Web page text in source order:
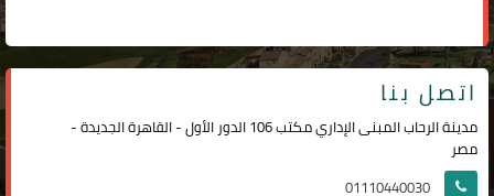
اتصل بنا
مدينة الرحاب المبنى الإداري مكتب 106 الدور الأول - القاهرة الجديدة -
مصر
01110440030